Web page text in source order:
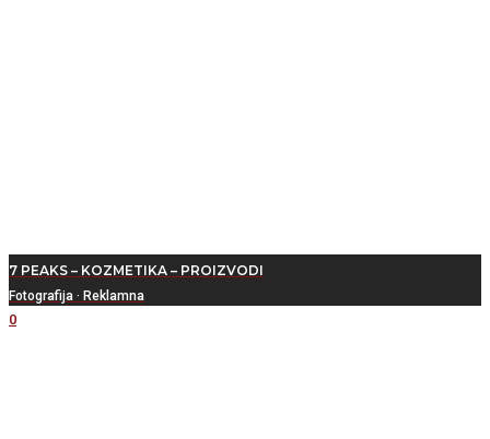
7 PEAKS – KOZMETIKA – PROIZVODI
Fotografija · Reklamna
0